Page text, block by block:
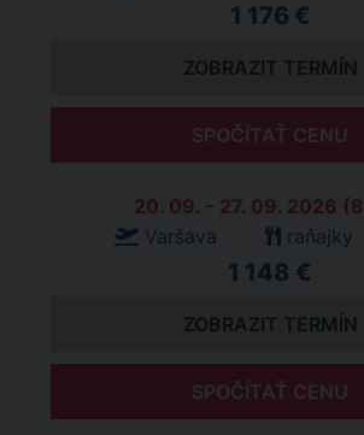
1 176 €
ZOBRAZIT TERMÍN
SPOČÍTAŤ CENU
20. 09. - 27. 09. 2026
Varšava
raňajky
1 148 €
ZOBRAZIT TERMÍN
SPOČÍTAŤ CENU